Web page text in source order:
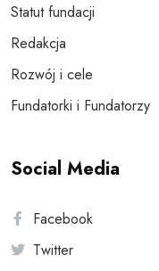
Statut fundacji
Redakcja
Rozwój i cele
Fundatorki i Fundatorzy
Social Media
Facebook
Twitter